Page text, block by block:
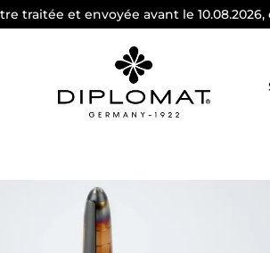
traitée et envoyée avant le